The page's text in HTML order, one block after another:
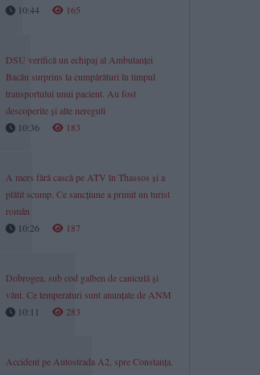
10:44
165
DSU verifică un echipaj al Ambulanței
Bacău surprins la cumpărături în timpul
transportului unui pacient. Au fost
descoperite și alte nereguli
10:36
183
A mers fără cască pe ATV în Thassos și a
plătit scump. Ce sancțiune a primit un turist
român
10:26
187
Dobrogea, sub cod galben de caniculă și
vânt. Ce temperaturi sunt anunțate de ANM
10:11
283
Accident pe Autostrada A2, spre Constanța.